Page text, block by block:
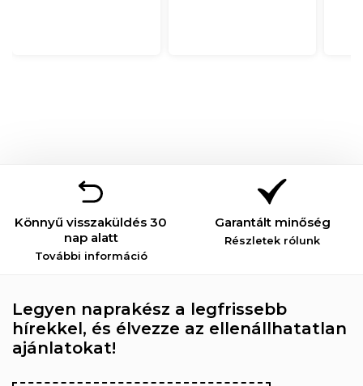
Könnyű visszaküldés 30
nap alatt
További információ
Garantált minőség
Részletek rólunk
Legyen naprakész a legfrissebb
hírekkel, és élvezze az ellenállhatatlan
ajánlatokat!